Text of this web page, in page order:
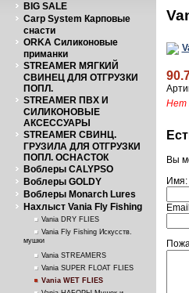
BIG SALE
Carp System Карповые
снасти
ORKA Силиконовые
приманки
STREAMER МЯГКИЙ
СВИНЕЦ ДЛЯ ОТГРУЗКИ
ПОПЛ.
STREAMER ПВХ И
СИЛИКОНОВЫЕ
АКСЕССУАРЫ
STREAMER СВИНЦ.
ГРУЗИЛА ДЛЯ ОТГРУЗКИ
ПОПЛ. ОСНАСТОК
Воблеры CALYPSO
Воблеры GOLDY
Воблеры Monarch Lures
Нахлыст Vania Fly Fishing
Vania DRY FLIES
Vania Fly Fishing Искусств.
мушки
Vania STREAMERS
Vania SUPER FLOAT FLIES
Vania WET FLIES
Нет
Вы
Имя:
Email